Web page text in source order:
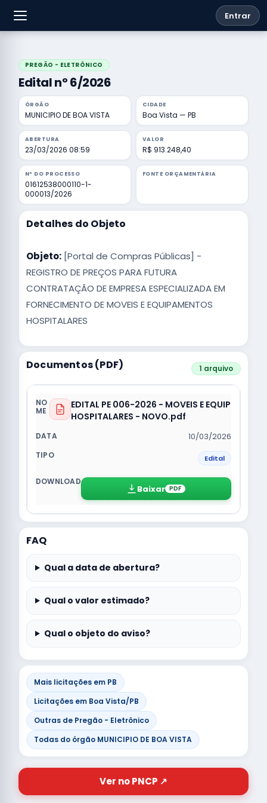
Entrar
PREGÃO - ELETRÔNICO
Edital nº 6/2026
ÓRGÃO
MUNICIPIO DE BOA VISTA
CIDADE
Boa Vista — PB
ABERTURA
23/03/2026 08:59
VALOR
R$ 913.248,40
Nº DO PROCESSO
01612538000110-1-
000013/2026
FONTE ORÇAMENTÁRIA
Detalhes do Objeto
Objeto: [Portal de Compras Públicas] -
REGISTRO DE PREÇOS PARA FUTURA
CONTRATAÇÃO DE EMPRESA ESPECIALIZADA EM
FORNECIMENTO DE MOVEIS E EQUIPAMENTOS
HOSPITALARES
Documentos (PDF) 1 arquivo
EDITAL PE 006-2026 - MOVEIS E EQUIP
HOSPITALARES - NOVO.pdf
10/03/2026
Edital
Baixar PDF
FAQ
Qual a data de abertura?
Qual o valor estimado?
Qual o objeto do aviso?
Mais licitações em PB
Licitações em Boa Vista/PB
Outras de Pregão - Eletrônico
Todas do órgão MUNICIPIO DE BOA VISTA
Ver no PNCP ↗